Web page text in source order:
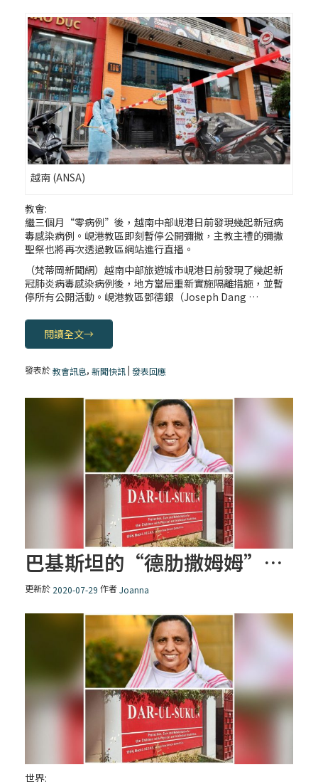
越南 (ANSA)
教會:
繼三個月“零病例”後，越南中部峴港日前發現幾起新冠病
毒感染病例。峴港教區即刻暫停公開彌撒，主教主禮的彌撒
聖祭也將再次透過教區網站進行直播。
（梵蒂岡新聞網）越南中部旅遊城市峴港日前發現了幾起新
冠肺炎病毒感染病例後，地方當局重新實施隔離措施，並暫
停所有公開活動。峴港教區鄧德銀（Joseph Dang …
閱讀全文→
發表於教會訊息,新聞快訊|發表回應
巴基斯坦的“德肋撒姆姆”盧德修女榮獲“民事勳章”
更新於 2020-07-29 作者 Joanna
世界: